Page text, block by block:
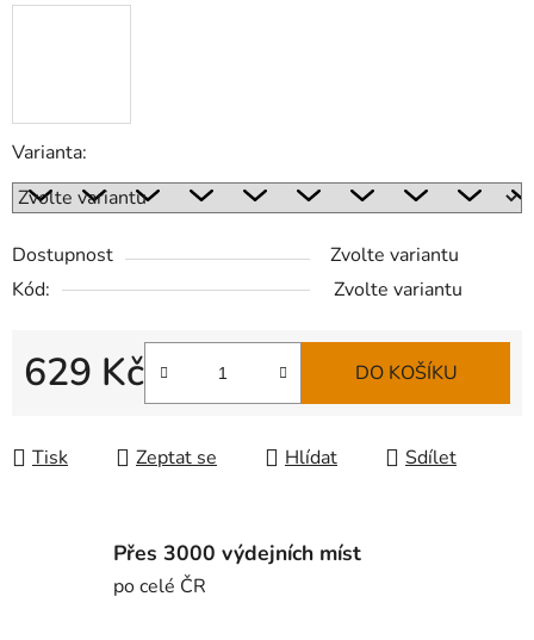
Varianta:
Dostupnost
Zvolte variantu
Kód:
Zvolte variantu
629 Kč DO KOŠÍKU
Tisk Zeptat se Hlídat Sdílet
Přes 3000 výdejních míst
po celé ČR